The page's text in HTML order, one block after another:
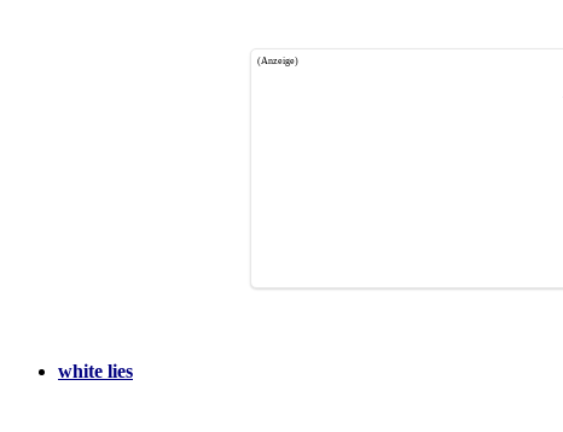
(Anzeige)
white lies